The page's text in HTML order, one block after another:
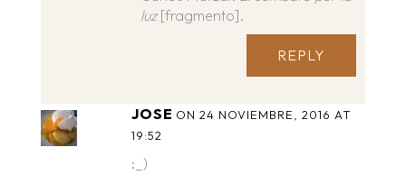
luz[fragmento].
REPLY
JOSE ON 24 NOVIEMBRE, 2016 AT
19:52
:_)